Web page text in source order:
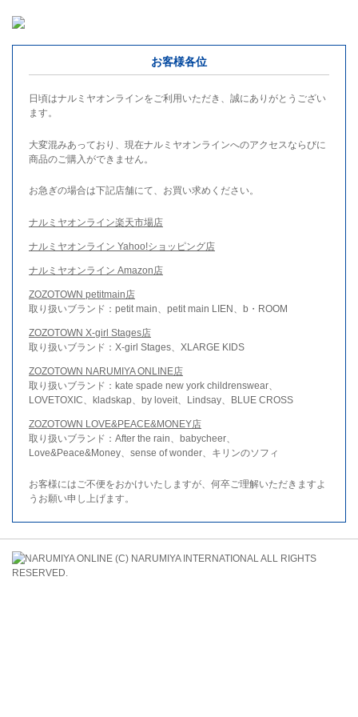
お客様各位
日頃はナルミヤオンラインをご利用いただき、誠にありがとうござい
ます。
大変混みあっており、現在ナルミヤオンラインへのアクセスならびに
商品のご購入ができません。
お急ぎの場合は下記店舗にて、お買い求めください。
ナルミヤオンライン楽天市場店
ナルミヤオンライン Yahoo!ショッピング店
ナルミヤオンライン Amazon店
ZOZOTOWN petitmain店
取り扱いブランド：petit main、petit main LIEN、b・ROOM
ZOZOTOWN X-girl Stages店
取り扱いブランド：X-girl Stages、XLARGE KIDS
ZOZOTOWN NARUMIYA ONLINE店
取り扱いブランド：kate spade new york childrenswear、
LOVETOXIC、kladskap、by loveit、Lindsay、BLUE CROSS
ZOZOTOWN LOVE&PEACE&MONEY店
取り扱いブランド：After the rain、babycheer、
Love&Peace&Money、sense of wonder、キリンのソフィ
お客様にはご不便をおかけいたしますが、何卒ご理解いただきますよ
うお願い申し上げます。